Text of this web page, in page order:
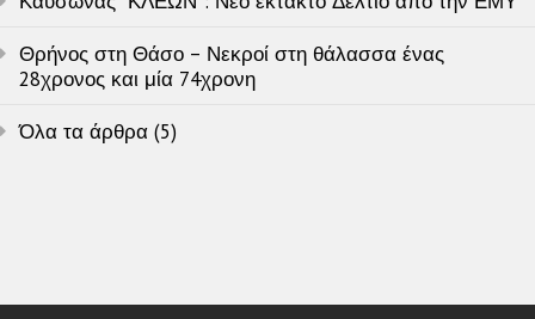
Θρήνος στη Θάσο – Νεκροί στη θάλασσα ένας
28χρονος και μία 74χρονη
Όλα τα άρθρα (5)